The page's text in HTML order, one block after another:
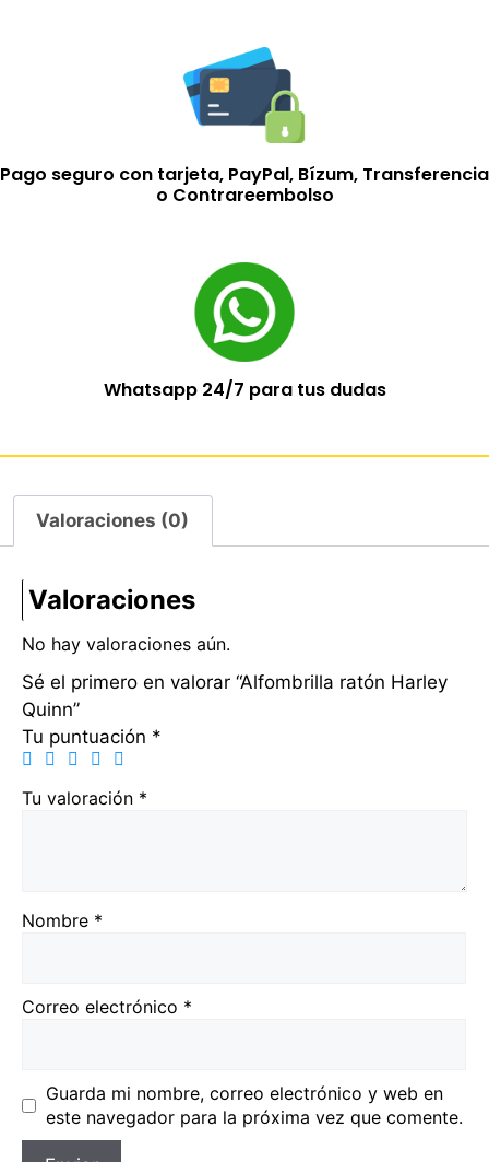
Pago seguro con tarjeta, PayPal, Bízum, Transferencia
o Contrareembolso
Whatsapp 24/7 para tus dudas
Valoraciones (0)
Valoraciones
No hay valoraciones aún.
Sé el primero en valorar “Alfombrilla ratón Harley
Quinn”
Tu puntuación *
Tu valoración *
Nombre *
Correo electrónico *
Guarda mi nombre, correo electrónico y web en
este navegador para la próxima vez que comente.